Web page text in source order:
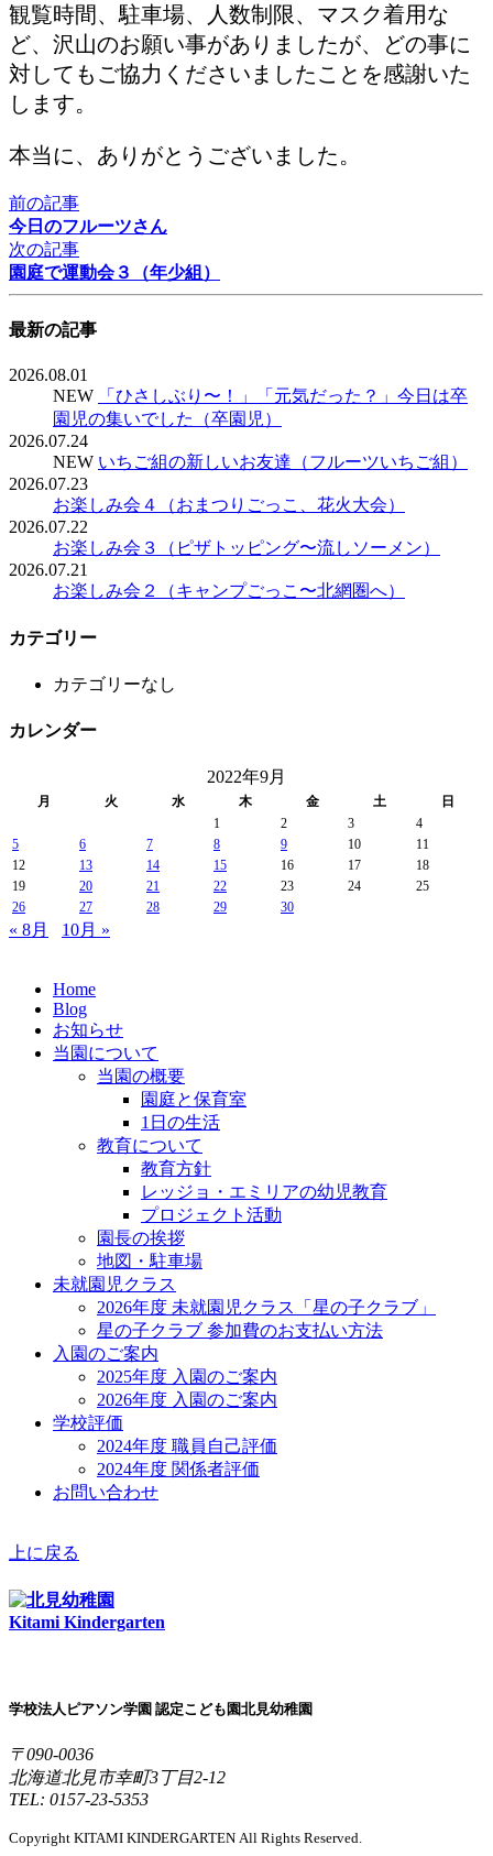
観覧時間、駐車場、人数制限、マスク着用な
ど、沢山のお願い事がありましたが、どの事に
対してもご協力くださいましたことを感謝いた
します。
本当に、ありがとうございました。
前の記事
今日のフルーツさん
次の記事
園庭で運動会３（年少組）
最新の記事
2026.08.01
NEW
「ひさしぶり〜！」「元気だった？」今日は卒
園児の集いでした（卒園児）
2026.07.24
NEW いちご組の新しいお友達（フルーツいちご組）
2026.07.23
お楽しみ会４（おまつりごっこ、花火大会）
2026.07.22
お楽しみ会３（ピザトッピング〜流しソーメン）
2026.07.21
お楽しみ会２（キャンプごっこ〜北網圏へ）
カテゴリー
カテゴリーなし
カレンダー
2022年9月
月 火 水 木 金 土
日
1
2 3
4
5
6 7 8 9 10
11
12
13 14 15 16 17
18
19
20 21 22 23 24
25
26
27 28 29 30
« 8月 10月 »
Home
Blog
お知らせ
当園について
当園の概要
園庭と保育室
1日の生活
教育について
教育方針
レッジョ・エミリアの幼児教育
プロジェクト活動
園長の挨拶
地図・駐車場
未就園児クラス
2026年度 未就園児クラス「星の子クラブ」
星の子クラブ 参加費のお支払い方法
入園のご案内
2025年度 入園のご案内
2026年度 入園のご案内
学校評価
2024年度 職員自己評価
2024年度 関係者評価
お問い合わせ
上に戻る
Kitami Kindergarten
学校法人ピアソン学園 認定こども園北見幼稚園
〒090-0036
北海道北見市幸町3丁目2-12
TEL: 0157-23-5353
Copyright KITAMI KINDERGARTEN All Rights Reserved.